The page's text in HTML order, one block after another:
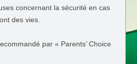
concernant la sécurité en cas
des vies.
par « Parents’ Choice